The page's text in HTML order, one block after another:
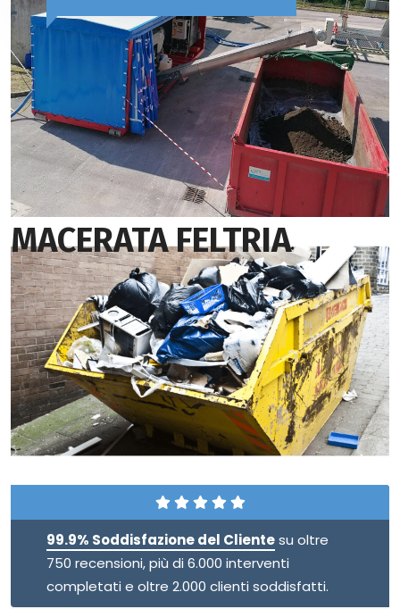
MACERATA FELTRIA
99.9% Soddisfazione del Clientesu oltre
750 recensioni, più di 6.000 interventi
completati e oltre 2.000 clienti soddisfatti.